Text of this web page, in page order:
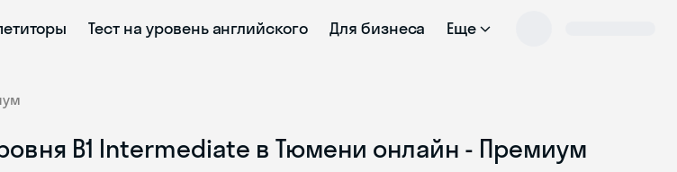
Тест на уровень английского Для бизнеса Еще
B1 Intermediate в Тюмени онлайн - Премиум